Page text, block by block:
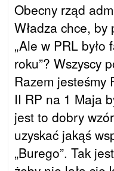
Obecny rząd
Władza chce,
„Ale w PRL było
roku”? Wszyscy
Razem jesteśmy
II RP na 1 Maja
jest to dobry
uzyskać jakąś
„Burego”. Tak